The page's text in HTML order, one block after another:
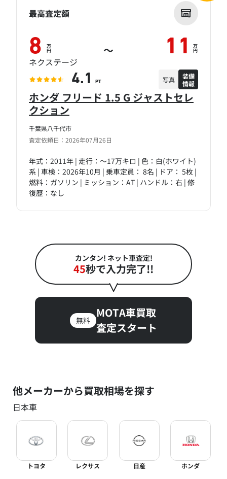
千葉県八千代市
査定依頼日：2026年07月26日
ホンダ フリード 1.5 G ジャストセレ
クション
年式：2011年 | 走行：～17万キロ | 色：白(ホワイト)
系 | 車検：2026年10月 | 乗車定員： 8名 | ドア： 5枚 |
燃料：ガソリン | ミッション：AT | ハンドル：右 | 修
復歴：なし
最高査定額
8 万
円 ～ 11 万
円
ネクステージ
4.1 PT 写真
装備
情報
カンタン! ネット車査定!
45秒で入力完了!!
無料
MOTA車買取
査定スタート
他メーカーから買取相場を探す
日本車
トヨタ レクサス 日産 ホンダ